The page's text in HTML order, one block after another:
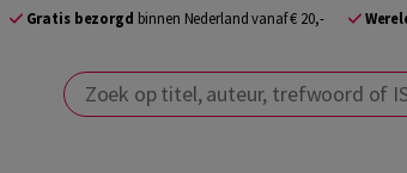
Gratis bezorgd binnen Nederland vanaf € 20,-
Zoek op titel, auteur, trefwoord of ISBN